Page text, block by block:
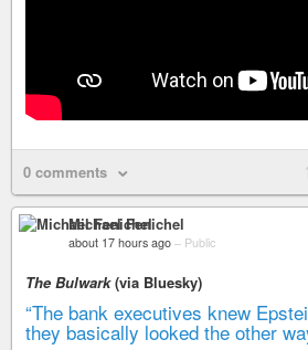
0 comments
Michael Fenichel
about 17 hours ago – Public
The Bulwark(via Bluesky)
“The bank executives knew
they basically looked the other